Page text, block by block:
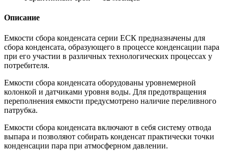
Описание
Емкости сбора конденсата серии ЕСК предназначены для
сбора конденсата, образующего в процессе конденсации пара
при его участии в различных технологических процессах у
потребителя.
Емкости сбора конденсата оборудованы уровнемерной
колонкой и датчиками уровня воды. Для предотвращения
переполнения емкости предусмотрено наличие переливного
патрубка.
Емкости сбора конденсата включают в себя систему отвода
выпара и позволяют собирать конденсат практически точки
конденсации пара при атмосферном давлении.